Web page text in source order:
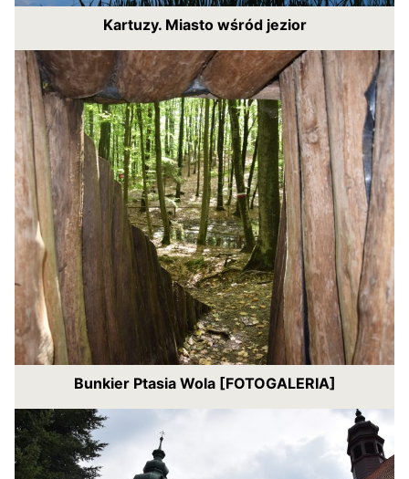
Kartuzy. Miasto wśród jezior
Bunkier Ptasia Wola [FOTOGALERIA]